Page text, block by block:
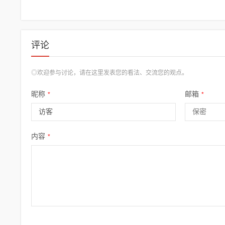
评论
◎欢迎参与讨论，请在这里发表您的看法、交流您的观点。
昵称 * 邮箱 *
内容 *